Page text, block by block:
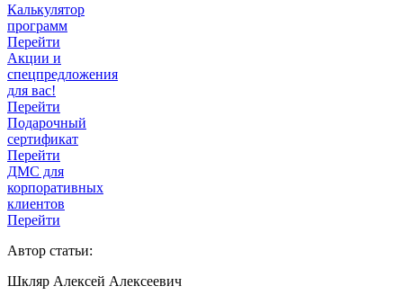
Калькулятор
программ
Перейти
Акции и
спецпредложения
для вас!
Перейти
Подарочный
сертификат
Перейти
ДМС для
корпоративных
клиентов
Перейти
Автор статьи:
Шкляр Алексей Алексеевич